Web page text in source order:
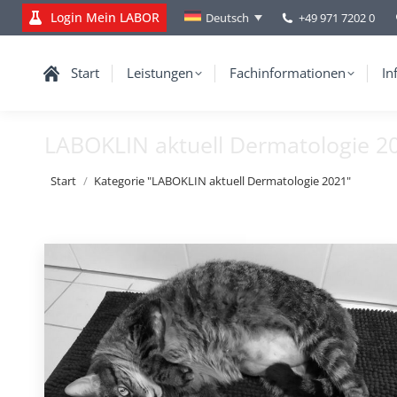
Login Mein LABOR Deutsch +49 971 7202 0
Start Leistungen Fachinformationen
LABOKLIN aktuell Dermatologie
Sie befinden sich hier:
Start Kategorie "LABOKLIN aktuell Dermatologie 2021"